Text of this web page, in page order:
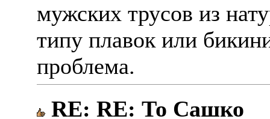
мужских трусов из
типу плавок или
проблема.
RE: RE: То Сашко